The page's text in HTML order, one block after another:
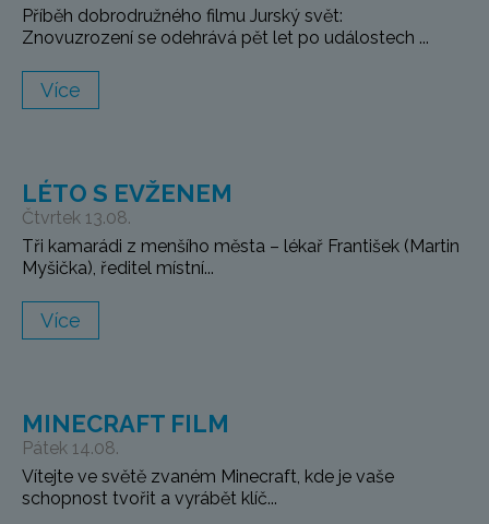
Příběh dobrodružného filmu Jurský svět:
Znovuzrození se odehrává pět let po událostech ...
Více
LÉTO S EVŽENEM
Čtvrtek 13.08.
Tři kamarádi z menšího města – lékař František (Martin
Myšička), ředitel místní...
Více
MINECRAFT FILM
Pátek 14.08.
Vítejte ve světě zvaném Minecraft, kde je vaše
schopnost tvořit a vyrábět klíč...